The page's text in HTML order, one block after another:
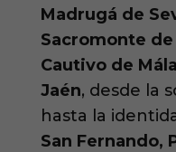
Madrugá de
Sacromonte de
Cautivo de
Jaén, desde la
hasta la
San Fernando,